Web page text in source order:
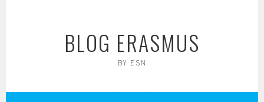
BLOG ERASMUS
BY ESN